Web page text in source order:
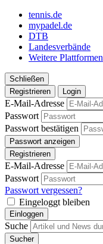
tennis.de
mypadel.de
DTB
Landesverbände
Weitere Plattformen
Schließen
Registrieren
Login
E-Mail-Adresse
Passwort
Passwort bestätigen
Passwort anzeigen
Registrieren
E-Mail-Adresse
Passwort
Passwort vergessen?
Eingeloggt bleiben
Einloggen
Suche
Sucher